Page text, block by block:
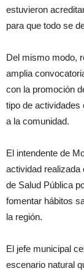
estuvieron
para que todo se
Del mismo modo,
amplia
con la promoción
tipo de actividades
a la comunidad.
El intendente de
actividad realizada
de Salud Pública
fomentar hábitos
la región.
El jefe municipal
escenario natural